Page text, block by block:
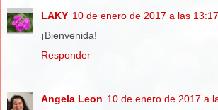
LAKY 10 de enero de 2017 a las 13:17
¡Bienvenida!
Responder
Angela Leon 10 de enero de 2017 a